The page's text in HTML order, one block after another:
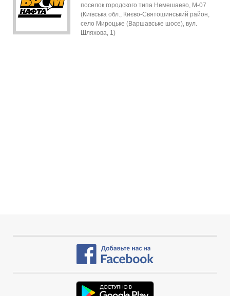
поселок городского типа Немешаево, М-07
(Київська обл., Києво-Святошинський район,
село Мироцьке (Варшавське шосе), вул.
Шляхова, 1)